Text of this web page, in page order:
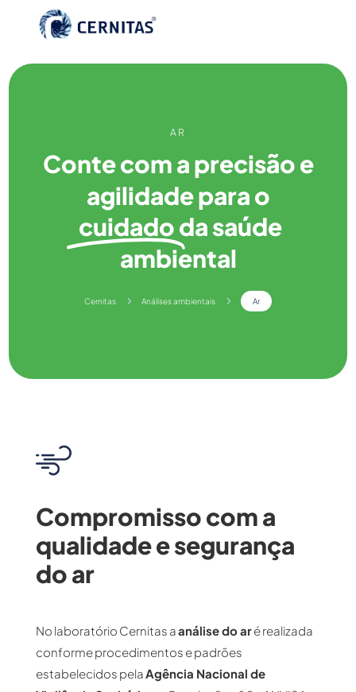
AR
Conte com a precisão e
agilidade para o
cuidadoda saúde
ambiental
Cernitas 5 Análises ambientais 5 Ar
Compromisso com a
qualidade e segurança
do ar
No laboratório Cernitas aanálise do aré realizada
conforme procedimentos e padrões
estabelecidos pelaAgência Nacional de